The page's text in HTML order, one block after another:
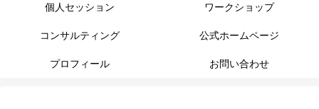
個人セッション ワークショップ
コンサルティング 公式ホームページ
プロフィール お問い合わせ